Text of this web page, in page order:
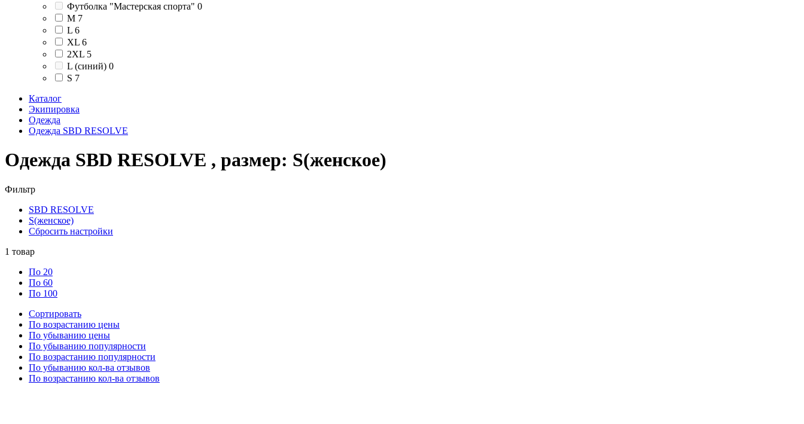
Футболка "Мастерская спорта" 0
M 7
L 6
XL 6
2XL 5
L (синий) 0
S 7
Каталог
Экипировка
Одежда
Одежда SBD RESOLVE
Одежда SBD RESOLVE , размер: S(женское)
Фильтр
SBD RESOLVE
S(женское)
Сбросить настройки
1 товар
По 20
По 60
По 100
Сортировать
По возрастанию цены
По убыванию цены
По убыванию популярности
По возрастанию популярности
По убыванию кол-ва отзывов
По возрастанию кол-ва отзывов